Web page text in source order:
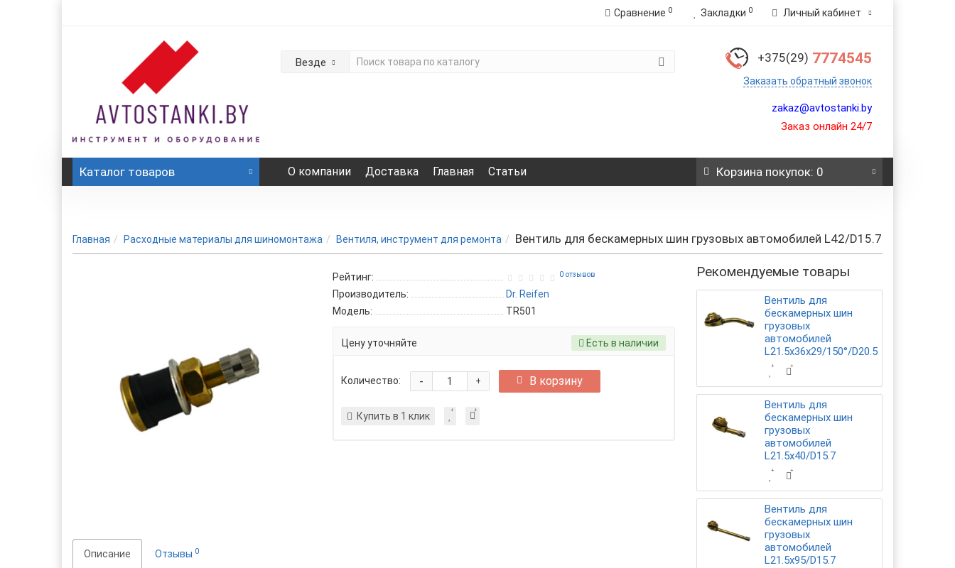
Сравнение 0 Закладки 0 Личный кабинет
Везде +375(29) 7774545
Заказать обратный звонок
zakaz@avtostanki.by
Заказ онлайн 24/7
Каталог товаров О компании Доставка Главная Статьи Корзинапокупок: 0
Главная Расходные материалы для шиномонтажа Вентиля, инструмент для ремонта Вентиль для бескамерных шин грузовых автомобилей L42/D15.7
Рейтинг: 0 отзывов
Производитель:
Dr. Reifen
Модель:
TR501
Цену уточняйте Есть в наличии
Количество: +
- В корзину
Купить в 1 клик
Описание Отзывы 0
Рекомендуемые товары
Вентиль для
бескамерных шин
грузовых
автомобилей
L21.5x36x29/150°/D20.5
Вентиль для
бескамерных шин
грузовых
автомобилей
L21.5x40/D15.7
Вентиль для
бескамерных шин
грузовых
автомобилей
L21.5х95/D15.7